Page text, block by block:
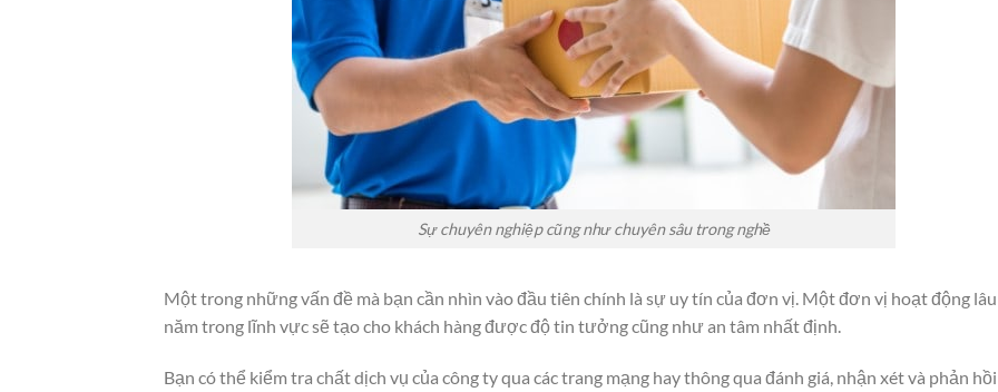
Sự chuyên nghiệp cũng như chuyên sâu trong nghề
Một trong những vấn đề mà bạn cần nhìn vào đầu tiên chính là sự uy tín của đơn vị. Một đơn vị hoạt động lâu
năm trong lĩnh vực sẽ tạo cho khách hàng được độ tin tưởng cũng như an tâm nhất định.
Bạn có thể kiểm tra chất dịch vụ của công ty qua các trang mạng hay thông qua đánh giá, nhận xét và phản